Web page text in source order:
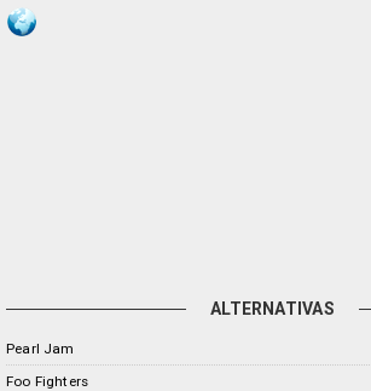
ALTERNATIVAS
Pearl Jam
Foo Fighters